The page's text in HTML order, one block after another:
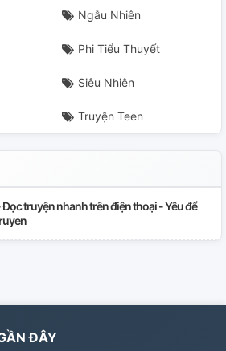
Ngẫu Nhiên
Phi Tiểu Thuyết
Siêu Nhiên
Truyện Teen
truyện nhanh trên điện thoại - Yêu để
ĐÂY